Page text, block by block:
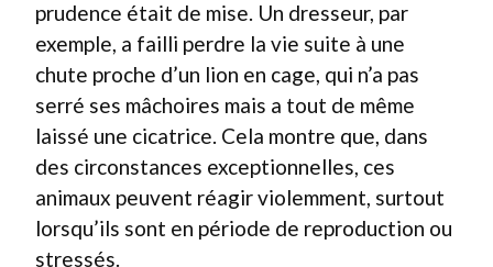
prudence était de mise. Un dresseur, par
exemple, a failli perdre la vie suite à une
chute proche d’un lion en cage, qui n’a pas
serré ses mâchoires mais a tout de même
laissé une cicatrice. Cela montre que, dans
des circonstances exceptionnelles, ces
animaux peuvent réagir violemment, surtout
lorsqu’ils sont en période de reproduction ou
stressés.